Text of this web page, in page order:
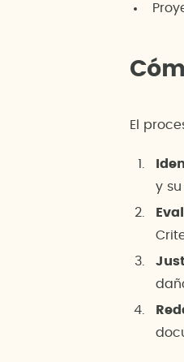
El
y su